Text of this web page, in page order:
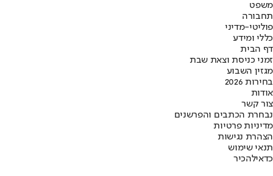
משפט
תחבורה
פוליטי-מדיני
כללי ומידע
דף הבית
זמני כניסת וצאת שבת
מגזין השבוע
בחירות 2026
אודות
צור קשר
נבחרת הכתבים והפרשנים
מדיניות פרטיות
הצהרת נגישות
תנאי שימוש
כדאילהכיר